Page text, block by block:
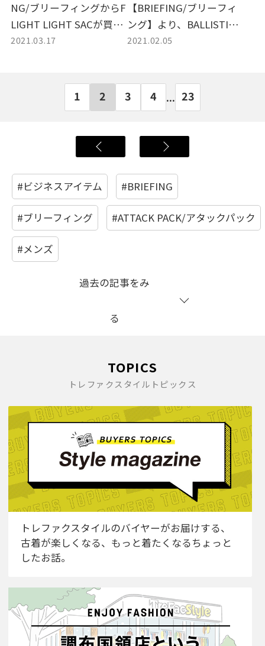
NG/ブリーフィングからF
LIGHT LIGHT SACが買取
入荷しました！
2021.03.17
【BRIEFING/ブリーフィ
ング】より、BALLISTIC
NYLON ATTACK PACKを
2021.02.05
1 2 3 4 ... 23
#ビジネスアイテム #BRIEFING
#ブリーフィング #ATTACK PACK/アタックパック
#メンズ
過去の記事をみ
る
TOPICS
トレファクスタイルトピックス
トレファクスタイルのバイヤーがお届けする、
古着が楽しくなる、もっと着たくなるちょっと
したお話。